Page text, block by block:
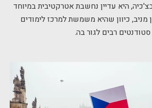
היא עדיין נחשבת אטרקטיבית במיוחד
כיוון שהיא משמשת למרכז לימודים
רבים לגור בה.